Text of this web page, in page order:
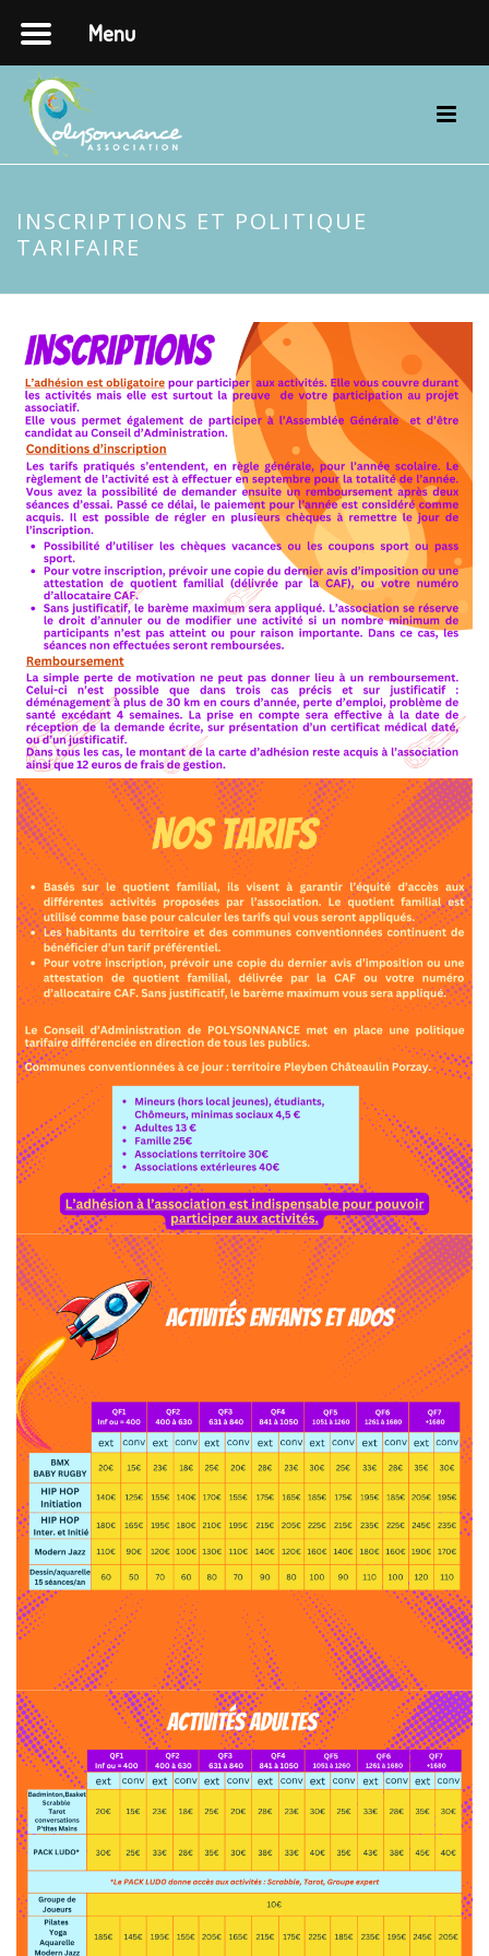
INSCRIPTIONS ET POLITIQUE
TARIFAIRE
Menu